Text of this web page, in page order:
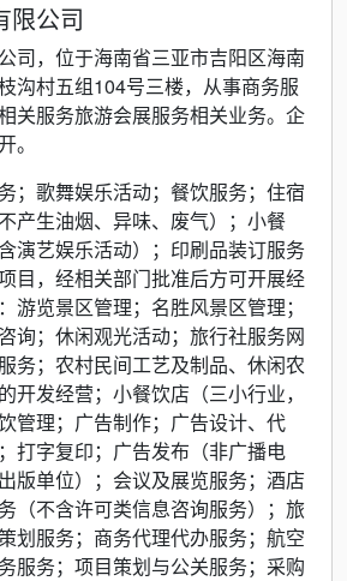
限公司
司，位于海南省三亚市吉阳区海南
沟村五组104号三楼，从事商务服
关服务旅游会展服务相关业务。企
。
；歌舞娱乐活动；餐饮服务；住宿
产生油烟、异味、废气）；小餐
演艺娱乐活动）；印刷品装订服务
目，经相关部门批准后方可开展经
游览景区管理；名胜风景区管理；
询；休闲观光活动；旅行社服务网
务；农村民间工艺及制品、休闲农
开发经营；小餐饮店（三小行业，
管理；广告制作；广告设计、代
打字复印；广告发布（非广播电
版单位）；会议及展览服务；酒店
（不含许可类信息咨询服务）；旅
划服务；商务代理代办服务；航空
服务；项目策划与公关服务；采购